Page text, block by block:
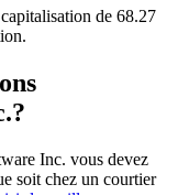
de 68.27
Inc. vous devez
soit chez un courtier